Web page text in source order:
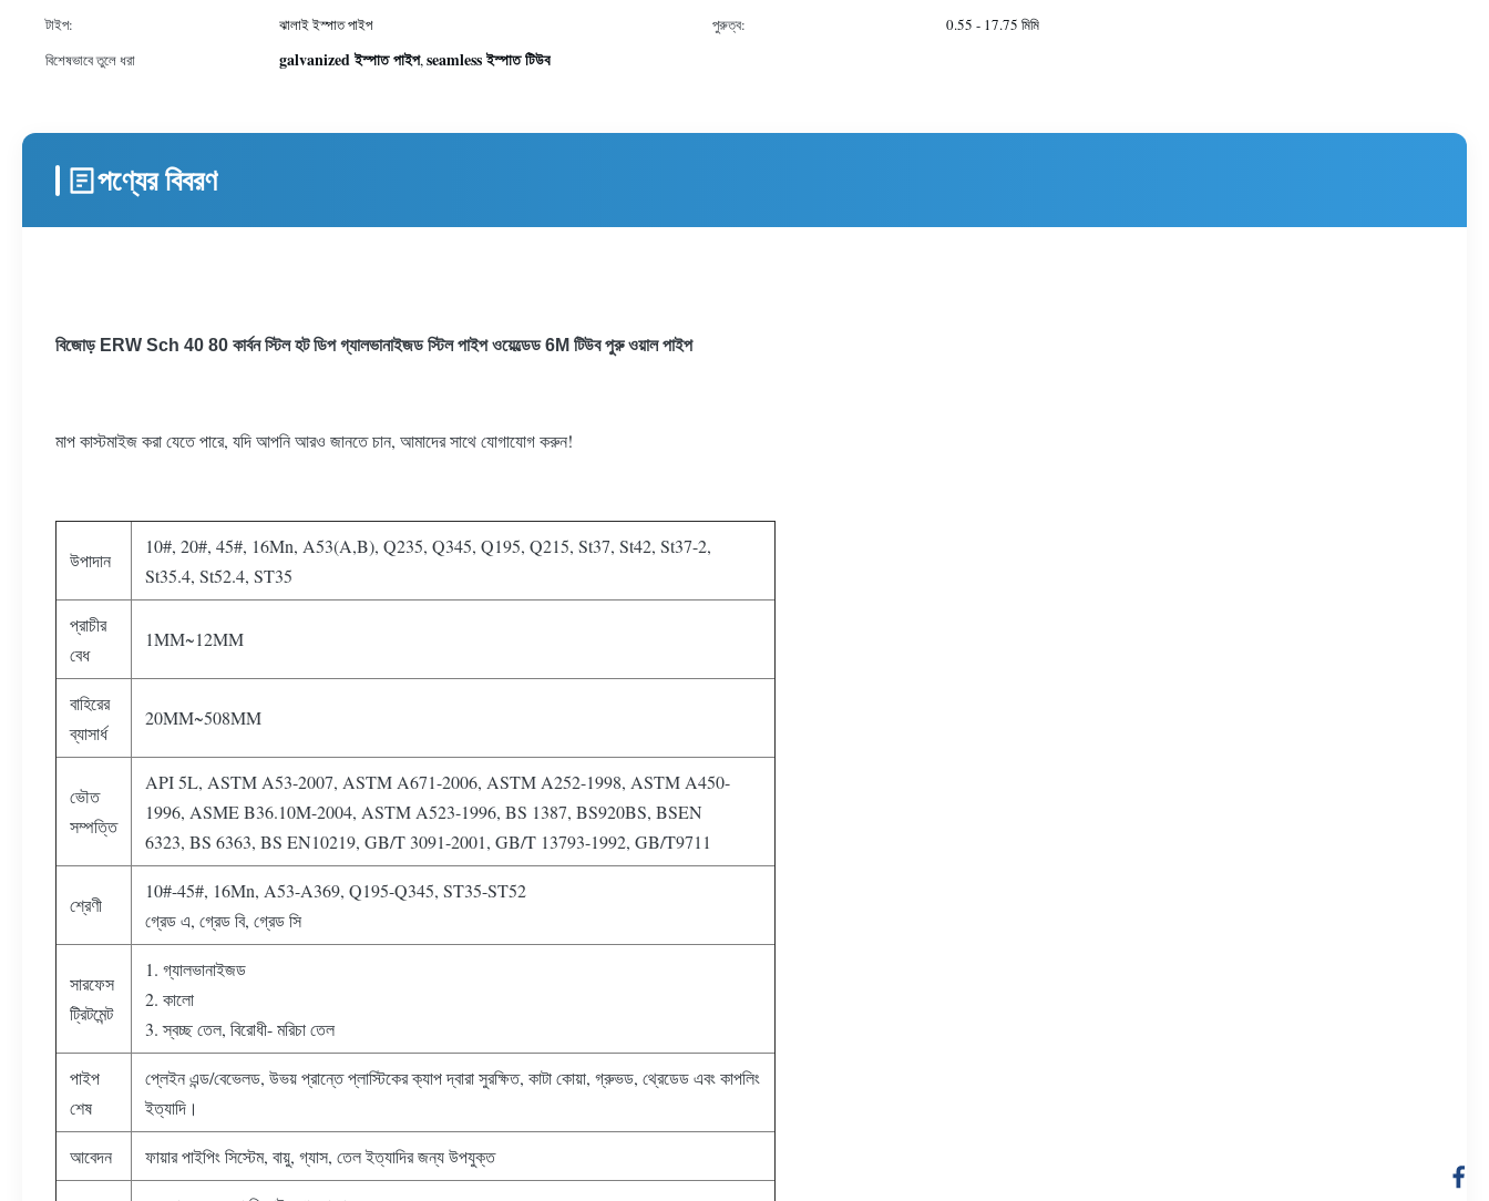
টাইপ:
ঝালাই ইস্পাত পাইপ পুরুত্ব:
0.55 - 17.75 মিমি
বিশেষভাবে তুলে ধরা
galvanized ইস্পাত পাইপ,seamless ইস্পাত টিউব
পণ্যের বিবরণ
বিজোড় ERW Sch 40 80 কার্বন স্টিল হট ডিপ গ্যালভানাইজড স্টিল পাইপ ওয়েল্ডেড 6M টিউব পুরু ওয়াল পাইপ
মাপ কাস্টমাইজ করা যেতে পারে, যদি আপনি আরও জানতে চান, আমাদের সাথে যোগাযোগ করুন!
উপাদান
10#, 20#, 45#, 16Mn, A53(A,B), Q235, Q345, Q195, Q215, St37, St42, St37-2,
St35.4, St52.4, ST35
প্রাচীর
বেধ
1MM~12MM
বাহিরের
ব্যাসার্ধ
20MM~508MM
ভৌত
সম্পত্তি
API 5L, ASTM A53-2007, ASTM A671-2006, ASTM A252-1998, ASTM A450-
1996, ASME B36.10M-2004, ASTM A523-1996, BS 1387, BS920BS, BSEN
6323, BS 6363, BS EN10219, GB/T 3091-2001, GB/T 13793-1992, GB/T9711
শ্রেণী
10#-45#, 16Mn, A53-A369, Q195-Q345, ST35-ST52
গ্রেড এ, গ্রেড বি, গ্রেড সি
সারফেস
ট্রিটমেন্ট
1. গ্যালভানাইজড
2. কালো
3. স্বচ্ছ তেল, বিরোধী- মরিচা তেল
পাইপ
শেষ
প্লেইন এন্ড/বেভেলড, উভয় প্রান্তে প্লাস্টিকের ক্যাপ দ্বারা সুরক্ষিত, কাটা কোয়া, গ্রুভড, থ্রেডেড এবং কাপলিং
ইত্যাদি।
আবেদন ফায়ার পাইপিং সিস্টেম, বায়ু, গ্যাস, তেল ইত্যাদির জন্য উপযুক্ত